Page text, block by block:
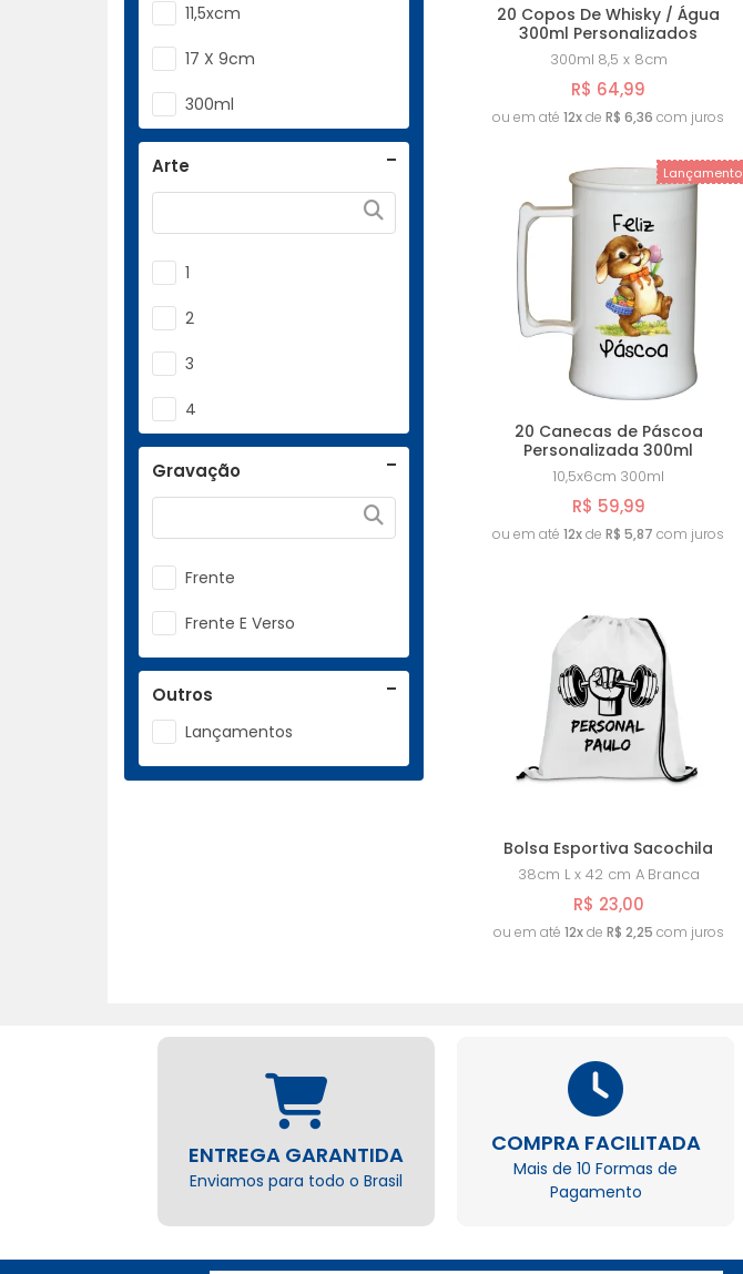
11,5xcm
17 X 9cm
300ml
38cm L X 42 Cm A
Recrefesta
Arte
1
2
3
4
5
6
7
Gravação
Frente
Frente E Verso
Outros
Lançamentos
20 Copos De Whisky / Água
300ml Personalizados
300ml 8,5 x 8cm
R$ 64,99
ou em até12xdeR$ 6,36 com juros
Lançamento
20 Canecas de Páscoa
Personalizada 300ml
10,5x6cm 300ml
R$ 59,99
ou em até12xdeR$ 5,87 com juros
Bolsa Esportiva Sacochila
38cm L x 42 cm A Branca
R$ 23,00
ou em até 12xde R$ 2,25 com juros
ENTREGA GARANTIDA
Enviamos para todo o Brasil
COMPRA FACILITADA
Mais de 10 Formas de
Pagamento